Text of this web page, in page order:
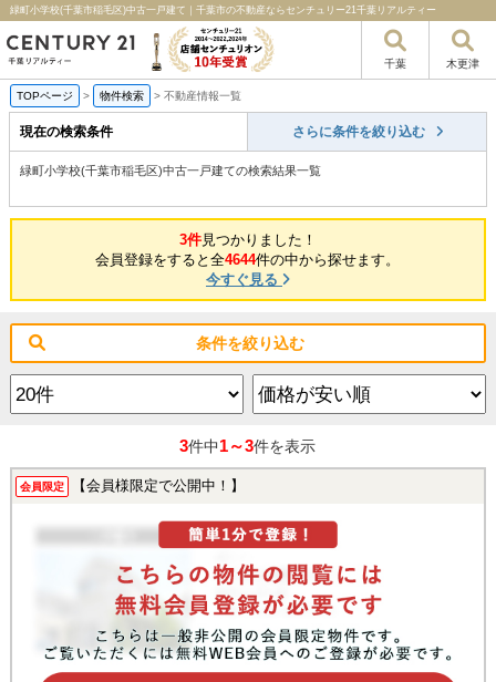
緑町小学校(千葉市稲毛区)中古一戸建て｜千葉市の不動産ならセンチュリー21千葉リアルティー
千葉 木更津
TOPページ > 物件検索 > 不動産情報一覧
現在の検索条件 さらに条件を絞り込む
緑町小学校(千葉市稲毛区)中古一戸建ての検索結果一覧
3件見つかりました！
会員登録をすると全4644件の中から探せます。
今すぐ見る
条件を絞り込む
3件中1～3件を表示
会員限定 【会員様限定で公開中！】